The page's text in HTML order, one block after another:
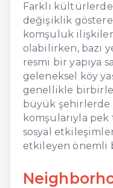
Farklı kültürlerde
değişiklik
komşuluk
olabilirken, bazı
resmi bir yapıya
geleneksel köy
genellikle
büyük şehirlerde
komşularıyla
sosyal
etkileyen önemli